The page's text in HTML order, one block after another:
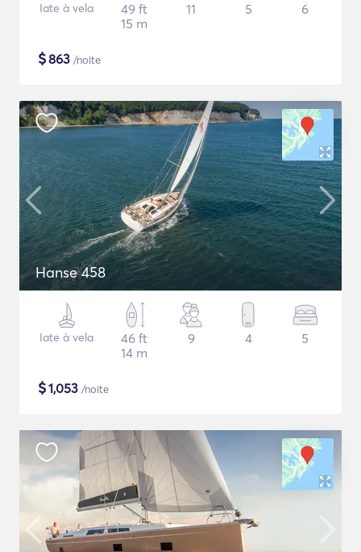
Iate à vela
49 ft
15 m
11 5 6
$863 /noite
Hanse 458
Iate à vela
46 ft
14 m
9 4 5
$1,053 /noite